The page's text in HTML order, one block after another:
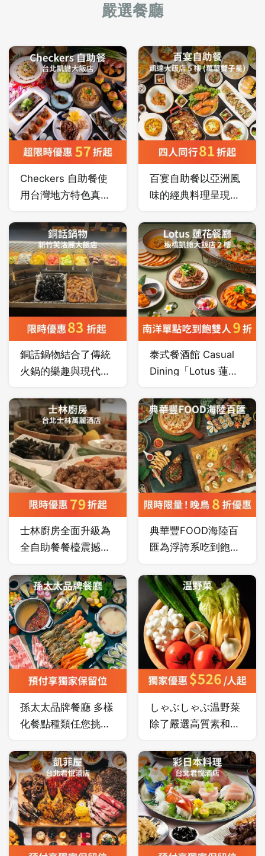
嚴選餐廳
Checkers 自助餐使
用台灣地方特色真食
法，吃到在地國際風
味美食同時也能吃的
安心與健康。
百宴自助餐以亞洲風
味的經典料理呈現，
餐點，結合創意口味
及美學呈現，呈現豪
華的飲食饗宴。招牌
美國爐烤牛肉特別選
用Choice等級肋眼牛
排，另有現點現作餐
點「手作披薩」、
「義大利麵」、「鮮
嫩豬肋排」等美味佳
餚，於餐期間還推出
淇淋推車」，提供客
製專屬霜淇淋甜點。
銅話鍋物結合了傳統
火鍋的樂趣與現代自
提供無限量取的多種
食材的用餐體驗。
泰式餐酒館 Casual
Dining「Lotus 蓮花
雅清新風格，運用
綠、白、銅幾何形狀
與溫柔色調的餐具，
搭配夢幻綠色植栽、
手工編藤及輕工業風
格的燈飾藝術，營造
出如同於自然花園般
的舒適慵懶，打造全
新網美餐酒館。
士林廚房全面升級為
全自助餐餐檯震撼登
選菜色，以嶄新風貌
問世的士林廚房，要
饕客行家們準備好用
最直接的味蕾體驗！
典華豐FOOD海陸百
匯為浮誇系吃到飽，
百道料理任您選！
孫太太品牌餐廳 多樣
化餐點種類任您挑
しゃぶしゃぶ温野菜
除了嚴選高質素和牛
湯底，更提供日本進
口的新鮮野菜，讓顧
客在享受美食同時兼
顧營養及健康。
登出
確定要登出嗎？